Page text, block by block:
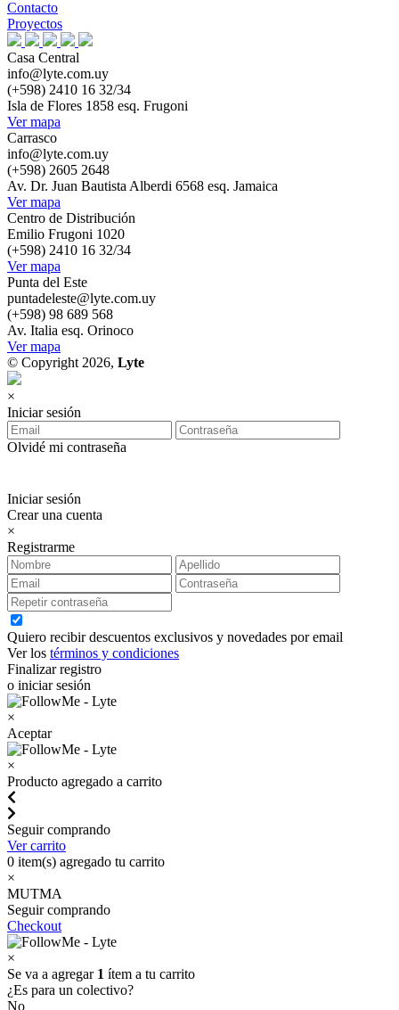
Contacto
Proyectos
Casa Central
info@lyte.com.uy
(+598) 2410 16 32/34
Isla de Flores 1858 esq. Frugoni
Ver mapa
Carrasco
info@lyte.com.uy
(+598) 2605 2648
Av. Dr. Juan Bautista Alberdi 6568 esq. Jamaica
Ver mapa
Centro de Distribución
Emilio Frugoni 1020
(+598) 2410 16 32/34
Ver mapa
Punta del Este
puntadeleste@lyte.com.uy
(+598) 98 689 568
Av. Italia esq. Orinoco
Ver mapa
© Copyright 2026, Lyte
×
Iniciar sesión
Olvidé mi contraseña
Iniciar sesión
Crear una cuenta
×
Registrarme
Quiero recibir descuentos exclusivos y novedades por email
Ver los términos y condiciones
Finalizar registro
o iniciar sesión
×
Aceptar
×
Producto agregado a carrito
Seguir comprando
Ver carrito
0 item(s) agregado tu carrito
×
MUTMA
Seguir comprando
Checkout
×
Se va a agregar 1 ítem a tu carrito
¿Es para un colectivo?
No